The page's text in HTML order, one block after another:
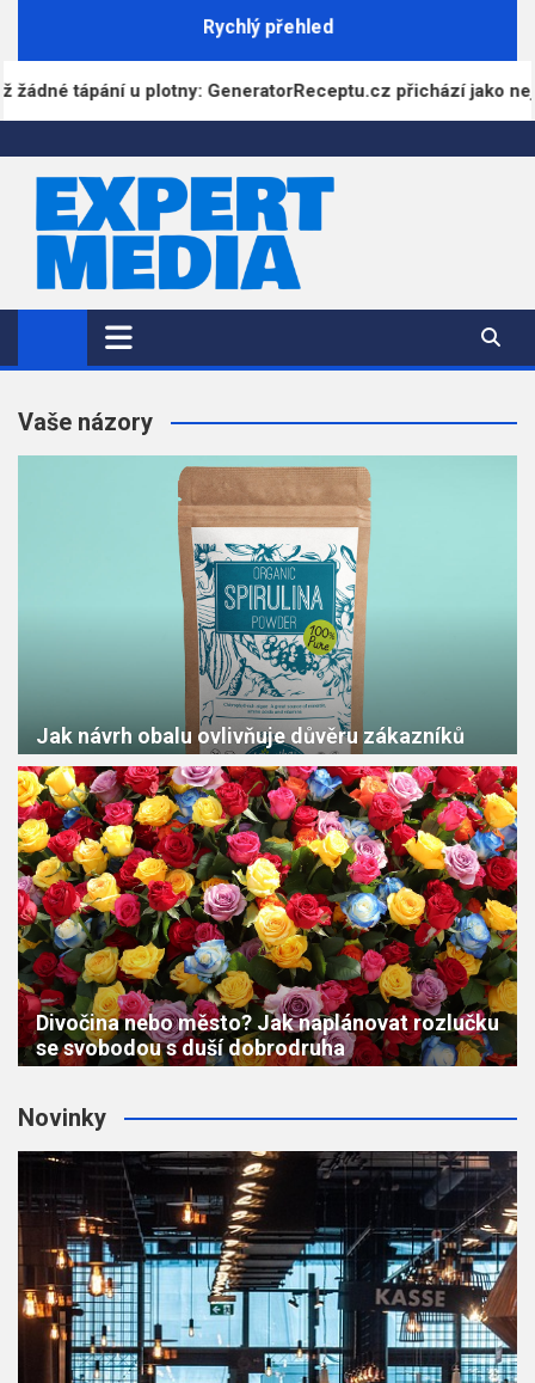
Rychlý přehled
GeneratorReceptu.cz přichází jako největší digitální kuchařka
ExpertMedia.cz
Magazín informací
Vaše názory
Jak návrh obalu ovlivňuje důvěru zákazníků
Divočina nebo město? Jak naplánovat rozlučku
se svobodou s duší dobrodruha
Novinky